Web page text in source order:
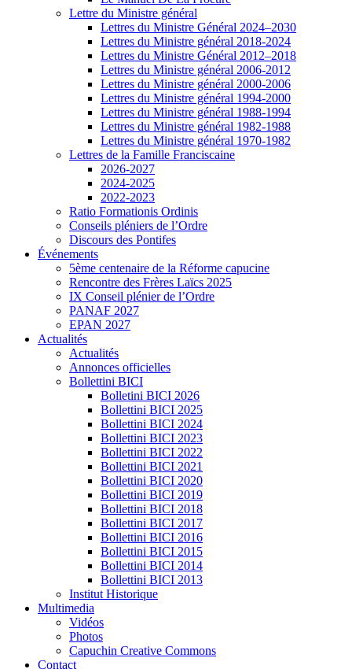
Lettre du Ministre général
Lettres du Ministre Général 2024–2030
Lettres du Ministre général 2018-2024
Lettres du Ministre Général 2012–2018
Lettres du Ministre général 2006-2012
Lettres du Ministre général 2000-2006
Lettres du Ministre général 1994-2000
Lettres du Ministre général 1988-1994
Lettres du Ministre général 1982-1988
Lettres du Ministre général 1970-1982
Lettres de la Famille Franciscaine
2026-2027
2024-2025
2022-2023
Ratio Formationis Ordinis
Conseils pléniers de l’Ordre
Discours des Pontifes
Événements
5ème centenaire de la Réforme capucine
Rencontre des Frères Laïcs 2025
IX Conseil plénier de l’Ordre
PANAF 2027
EPAN 2027
Actualités
Actualités
Annonces officielles
Bollettini BICI
Bolletini BICI 2026
Bollettini BICI 2025
Bollettini BICI 2024
Bollettini BICI 2023
Bollettini BICI 2022
Bollettini BICI 2021
Bollettini BICI 2020
Bollettini BICI 2019
Bollettini BICI 2018
Bollettini BICI 2017
Bollettini BICI 2016
Bollettini BICI 2015
Bollettini BICI 2014
Bollettini BICI 2013
Institut Historique
Multimedia
Vidéos
Photos
Capuchin Creative Commons
Contact